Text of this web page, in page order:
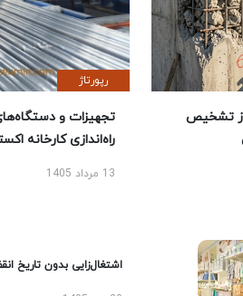
تشخیص
رپورتاژ
تجهیزات و دستگاه‌های
راه‌اندازی کارخانه
13 مرداد 1405
اشتغال‌زایی بدون تاریخ انقضا